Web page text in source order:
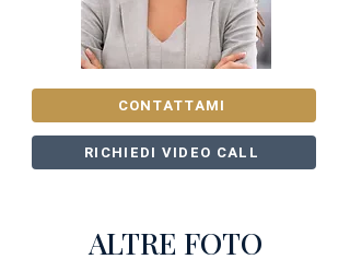
CONTATTAMI
RICHIEDI VIDEO CALL
ALTRE FOTO